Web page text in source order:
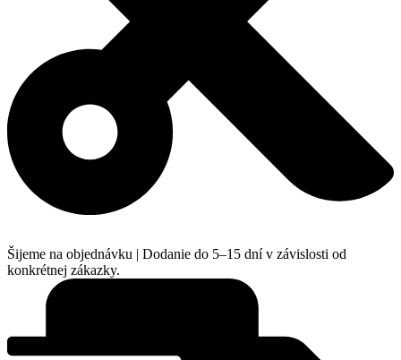
Šijeme na objednávku | Dodanie do 5–15 dní v závislosti od
konkrétnej zákazky.